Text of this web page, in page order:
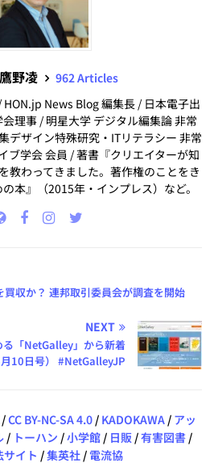
野凌
962 Articles
News Blog 編集長 / 日本電子出
理事 / 明星大学 デジタル編集論 非常
デザイン特殊研究・ITリテラシー 非常
ブ学会 会員 / 著書『クリエイターが知
教わってきました。著作権のことをき
本』（2015年・インプレス）など。
収か？ 連邦取引委員会が調査を開始
NEXT
「NetGalley」から新着
10日号） #NetGalleyJP
/CC BY-NC-SA 4.0 / KADOKAWA / アッ
/ トーハン /小学館 / 日販 /有害図書 /
サイト /集英社 / 電流協